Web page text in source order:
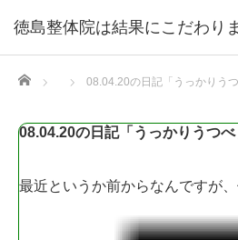
徳島整体院は結果にこだわり
Home 08.04.20の日記「うっかりうつ
08.04.20の日記「うっかりうつべ
最近というか前からなんですが